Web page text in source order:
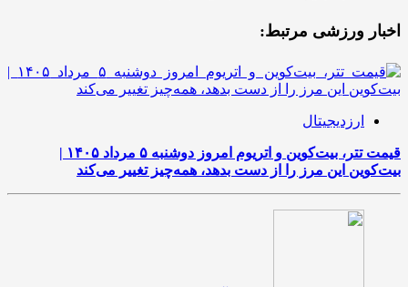
اخبار ورزشی مرتبط:
ارزدیجیتال
قیمت تتر، بیت‌کوین و اتریوم امروز دوشنبه ۵ مرداد ۱۴۰۵ |
بیت‌کوین این مرز را از دست بدهد، همه‌چیز تغییر می‌کند